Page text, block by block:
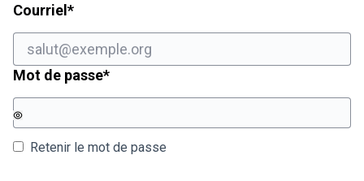
Courriel *Champ obligatoire
Mot de passe*Champ obligatoire
Retenir le mot de passe